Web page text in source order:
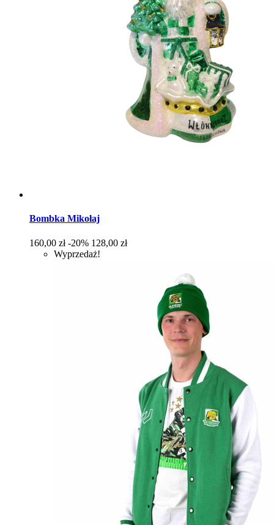
Bombka Mikołaj
Cena
podstawowa
160,00 zł -20% Cena
128,00 zł
Wyprzedaż!